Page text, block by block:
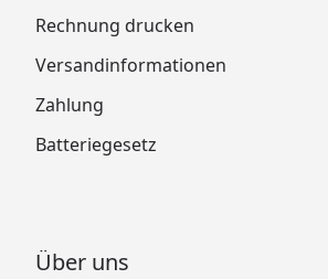
Rechnung drucken
Versandinformationen
Zahlung
Batteriegesetz
Über uns